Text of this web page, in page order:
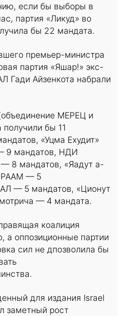
если бы выборы в
партия «Ликуд» во
бы 22 мандата.
премьер-министра
партия «Яшар!» экс-
Гади Айзенкота набрали
МЕРЕЦ и
получили бы 11
«Уцма Ехудит»
9 мандатов, НДИ
8 мандатов, «Яадут а-
РААМ — 5
— 5 мандатов, «Ционут
— 4 мандата.
коалиция
а оппозиционные партии
сил не дпозволила бы
для издания Israel
заметный рост